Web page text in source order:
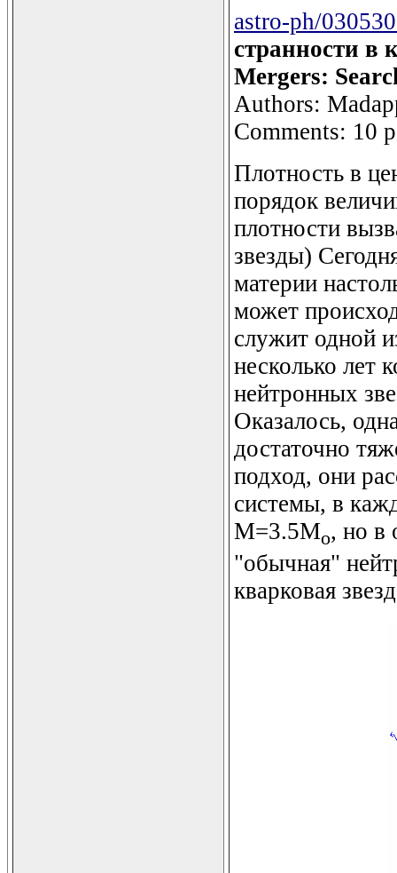
astro-ph/
странности в
Mergers:
Authors:
Comments: 10
Плотность в
порядок
плотности
звезды)
материи
может
служит одной
несколько лет
нейтронных
Оказалось,
достаточно
подход, они
системы, в
M=3.5Mo, но в
"обычная"
кварковая